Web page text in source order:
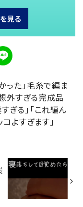
見る
った」毛糸で編ま
すぎる完成品
ぎる」「これ編ん
コよすぎます」